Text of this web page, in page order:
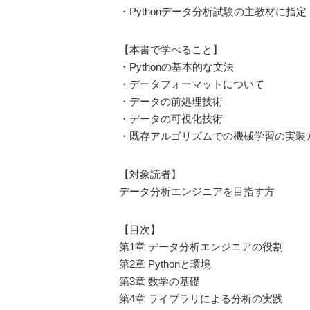
・Pythonデータ分析試験の主教材に指定
【本書で学べること】
・Pythonの基本的な文法
・データフォーマットについて
・データの前処理技術
・データの可視化技術
・既存アルゴリズムでの機械学習の実装
【対象読者】
データ分析エンジニアを目指す方
【目次】
第1章 データ分析エンジニアの役割
第2章 Pythonと環境
第3章 数学の基礎
第4章 ライブラリによる分析の実践